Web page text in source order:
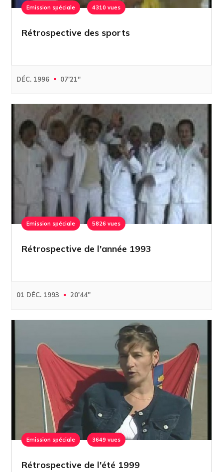
Emission spéciale 4310 vues
Rétrospective des sports
DÉC. 1996 07'21''
Emission spéciale 5826 vues
Rétrospective de l'année 1993
01 DÉC. 1993 20'44''
Emission spéciale 3649 vues
Rétrospective de l'été 1999